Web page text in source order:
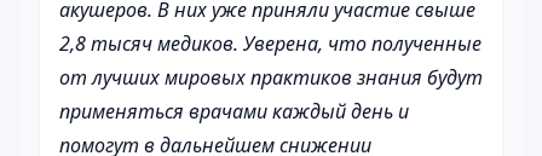
акушеров. В них уже приняли участие свыше
2,8 тысяч медиков. Уверена, что полученные
от лучших мировых практиков знания будут
применяться врачами каждый день и
помогут в дальнейшем снижении